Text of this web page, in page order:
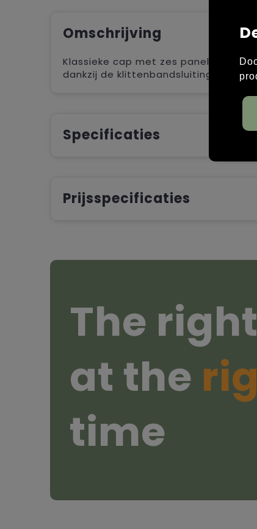
Omschrijving
Klassieke cap met zes panelen van
dankzij de klittenbandsluiting aan de
Specificaties
Prijsspecificaties
The right
at the
time